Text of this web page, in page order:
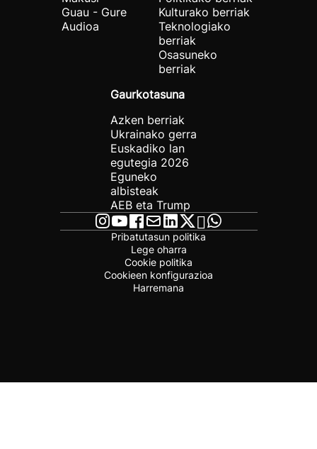
Guau - Gure
Audioa
Kulturako berriak
Teknologiako
berriak
Osasuneko
berriak
Gaurkotasuna
Azken berriak
Ukrainako gerra
Euskadiko lan
egutegia 2026
Eguneko
albisteak
AEB eta Trump
Pribatutasun politika
Lege oharra
Cookie politika
Cookieen konfigurazioa
Harremana